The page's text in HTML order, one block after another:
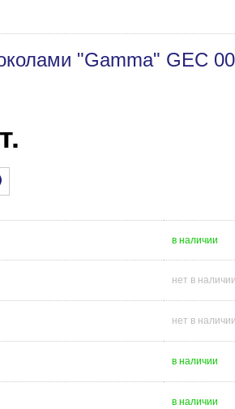
"Gamma" GEC
в наличии
нет в наличии
нет в наличии
в наличии
в наличии